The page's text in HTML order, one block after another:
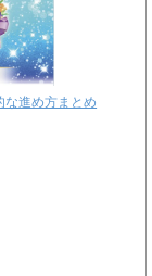
な進め方まとめ